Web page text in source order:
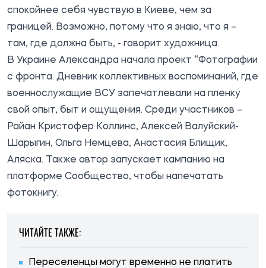
спокойнее себя чувствую в Киеве, чем за
границей. Возможно, потому что я знаю, что я –
там, где должна быть, - говорит художница.
В Украине Александра начала проект “Фотографии
с фронта. Дневник коллективных воспоминаний, где
военнослужащие ВСУ запечатлевали на пленку
свой опыт, быт и ощущения. Среди участников –
Райан Кристофер Коллинс, Алексей Валуйский-
Шарыгин, Ольга Немцева, Анастасия Блищик,
Аляска. Также автор запускает кампанию на
платформе Сообщество, чтобы напечатать
фотокнигу.
ЧИТАЙТЕ ТАКЖЕ:
Переселенцы могут временно не платить